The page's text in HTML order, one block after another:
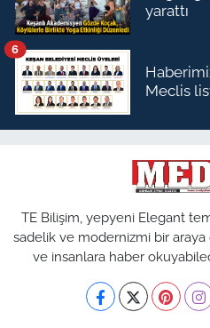
yarattı
Meclis
6
TE Bilişim, yepyeni Elegant
sadelik ve modernizmi bir araya
ve insanlara haber